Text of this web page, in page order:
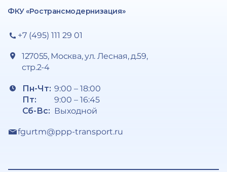
ФКУ «Ространсмодернизация»
+7 (495) 111 29 01
127055, Москва, ул. Лесная, д.59,
стр.2-4
Пн-Чт:
Пт:
Сб-Вс:
9:00 – 18:00
9:00 – 16:45
Выходной
fgurtm@ppp-transport.ru